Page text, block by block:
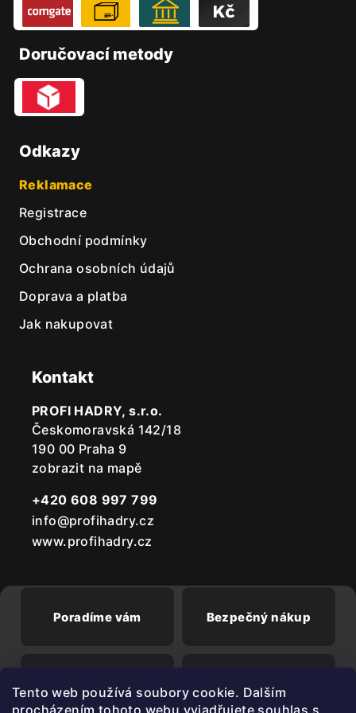
Tento web používá soubory cookie. Dalším
procházením tohoto webu vyjadřujete souhlas s
Doručovací metody
Odkazy
Reklamace
Registrace
Obchodní podmínky
Ochrana osobních údajů
Doprava a platba
Jak nakupovat
Kontakt
PROFI HADRY, s.r.o.
Českomoravská 142/18
190 00 Praha 9
zobrazit na mapě
+420 608 997 799
info@profihadry.cz
www.profihadry.cz
Poradíme vám Bezpečný nákup
2500 Kč zdarma
3%